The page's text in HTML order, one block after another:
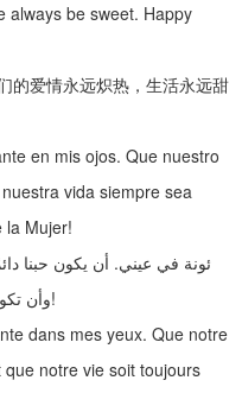
always be sweet. Happy
的爱情永远炽热，生活永远甜
en mis ojos. Que nuestro
vida siempre sea
la Mujer!
ئونة في عيني. أن يكون حبنا
وأن!
dans mes yeux. Que notre
notre vie soit toujours